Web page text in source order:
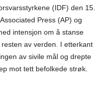
(IDF) den 15.
Press (AP) og
intensjon om å stanse
av verden. I etterkant
av sivile mål og drepte
mot tett befolkede strøk.